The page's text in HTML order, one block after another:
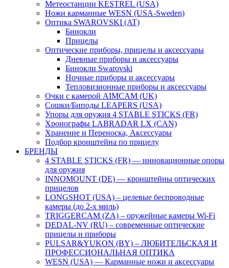
Метеостанции KESTREL (USA)
Ножи карманные WESN (USA-Sweden)
Оптика SWAROVSKI (AT)
Бинокли
Прицелы
Оптические приборы, прицелы и аксессуары
Дневные приборы и аксессуары
Бинокли Swarovski
Ночные приборы и аксессуары
Тепловизионные приборы и аксессуары
Очки с камерой AIMCAM (UK)
Сошки/Биподы LEAPERS (USA)
Упоры для оружия 4 STABLE STICKS (FR)
Хронографы LABRADAR LX (CAN)
Хранение и Переноска, Аксессуары
Подбор кронштейна по прицелу
БРЕНДЫ
4 STABLE STICKS (FR) — инновационные опоры
для оружия
INNOMOUNT (DE) — кронштейны оптических
прицелов
LONGSHOT (USA) – целевые беспроводные
камеры (до 2-х миль)
TRIGGERCAM (ZA) – оружейные камеры Wi-Fi
DEDAL-NV (RU) – современные оптические
прицелы и приборы
PULSAR&YUKON (BY) – ЛЮБИТЕЛЬСКАЯ И
ПРОФЕССИОНАЛЬНАЯ ОПТИКА
WESN (USA) — Карманные ножи и аксессуары